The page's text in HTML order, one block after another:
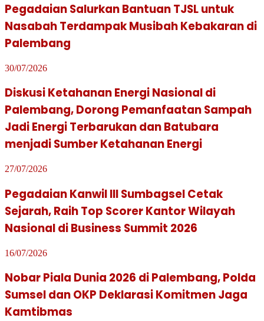
Pegadaian Salurkan Bantuan TJSL untuk
Nasabah Terdampak Musibah Kebakaran di
Palembang
30/07/2026
Diskusi Ketahanan Energi Nasional di
Palembang, Dorong Pemanfaatan Sampah
Jadi Energi Terbarukan dan Batubara
menjadi Sumber Ketahanan Energi
27/07/2026
Pegadaian Kanwil III Sumbagsel Cetak
Sejarah, Raih Top Scorer Kantor Wilayah
Nasional di Business Summit 2026
16/07/2026
Nobar Piala Dunia 2026 di Palembang, Polda
Sumsel dan OKP Deklarasi Komitmen Jaga
Kamtibmas